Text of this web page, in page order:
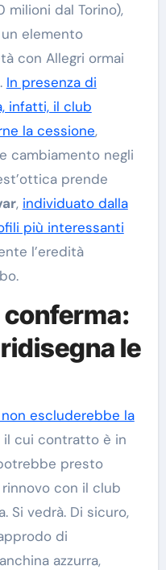
milioni dal Torino),
elemento
con Allegri ormai
In presenza di
infatti, il club
la cessione,
cambiamento negli
prende
, individuato dalla
più interessanti
l’eredità
conferma:
le
non escluderebbe la
il cui contratto è in
presto
con il club
Si vedrà. Di sicuro,
di
azzurra,